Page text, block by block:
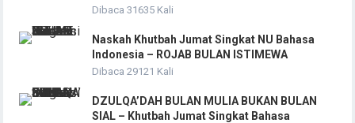
Dibaca 31635 Kali
Naskah Khutbah Jumat Singkat NU Bahasa
Indonesia – ROJAB BULAN ISTIMEWA
Dibaca 29121 Kali
DZULQA’DAH BULAN MULIA BUKAN BULAN
SIAL – Khutbah Jumat Singkat Bahasa